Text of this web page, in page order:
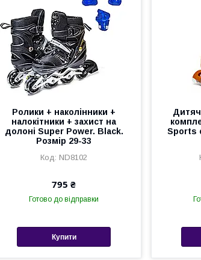
Ролики + наколінники +
налокітники + захист на
долоні Super Power. Black.
Розмір 29-33
ND8102
795 ₴
Готово до відправки
Купити
Sports